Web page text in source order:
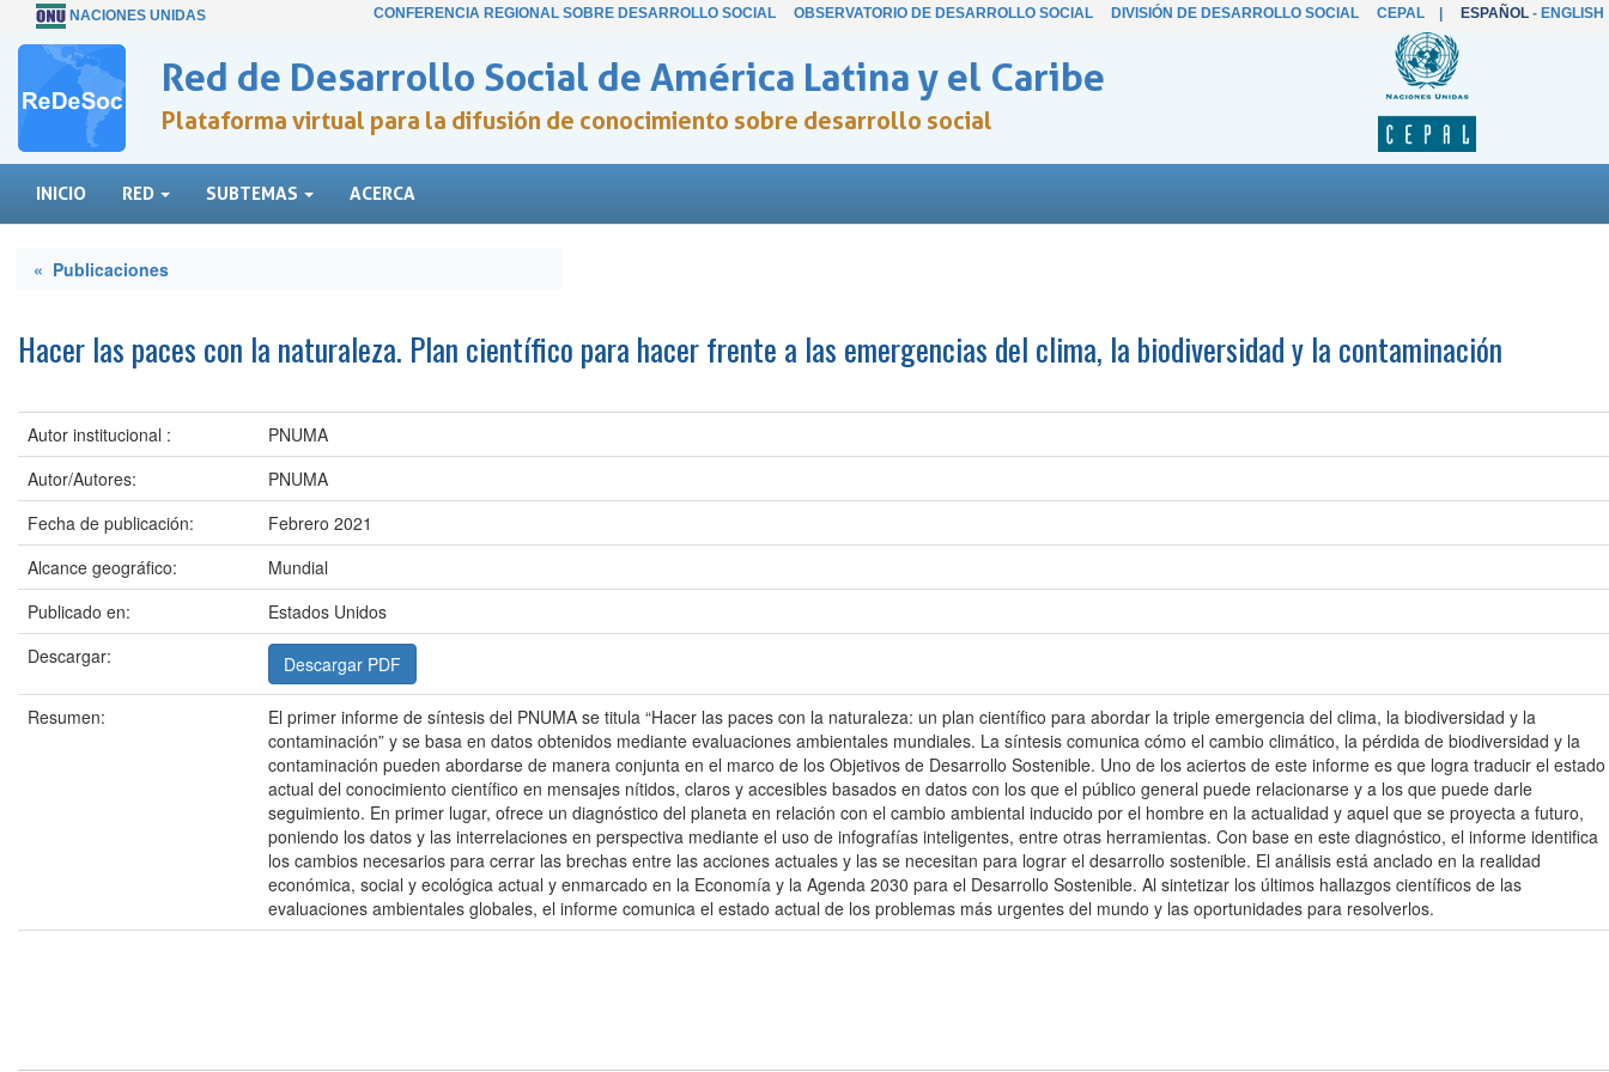
NACIONES UNIDAS CONFERENCIA REGIONAL SOBRE DESARROLLO SOCIAL OBSERVATORIO DE DESARROLLO SOCIAL DIVISIÓN DE DESARROLLO SOCIAL CEPAL| ESPAÑOL- ENGLISH
Red de Desarrollo Social de América Latina y el Caribe
Plataforma virtual para la difusión de conocimiento sobre desarrollo social
INICIO RED SUBTEMAS ACERCA
« Publicaciones
Hacer las paces con la naturaleza. Plan científico para hacer frente a las emergencias del clima, la biodiversidad y la contaminación
Autor institucional :
PNUMA
Autor/Autores:
PNUMA
Fecha de publicación:
Febrero 2021
Alcance geográfico:
Mundial
Publicado en:
Estados Unidos
Descargar:
Descargar PDF
Resumen:
El primer informe de síntesis del PNUMA se titula “Hacer las paces con la naturaleza: un plan científico para abordar la triple emergencia del clima, la biodiversidad y la
contaminación” y se basa en datos obtenidos mediante evaluaciones ambientales mundiales. La síntesis comunica cómo el cambio climático, la pérdida de biodiversidad y la
contaminación pueden abordarse de manera conjunta en el marco de los Objetivos de Desarrollo Sostenible. Uno de los aciertos de este informe es que logra traducir el estado
actual del conocimiento científico en mensajes nítidos, claros y accesibles basados ​​en datos con los que el público general puede relacionarse y a los que puede darle
seguimiento. En primer lugar, ofrece un diagnóstico del planeta en relación con el cambio ambiental inducido por el hombre en la actualidad y aquel que se proyecta a futuro,
poniendo los datos y las interrelaciones en perspectiva mediante el uso de infografías inteligentes, entre otras herramientas. Con base en este diagnóstico, el informe identifica
los cambios necesarios para cerrar las brechas entre las acciones actuales y las se necesitan para lograr el desarrollo sostenible. El análisis está anclado en la realidad
económica, social y ecológica actual y enmarcado en la Economía y la Agenda 2030 para el Desarrollo Sostenible. Al sintetizar los últimos hallazgos científicos de las
evaluaciones ambientales globales, el informe comunica el estado actual de los problemas más urgentes del mundo y las oportunidades para resolverlos.